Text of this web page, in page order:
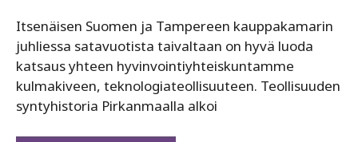
Itsenäisen Suomen ja Tampereen kauppakamarin
juhliessa satavuotista taivaltaan on hyvä luoda
katsaus yhteen hyvinvointiyhteiskuntamme
kulmakiveen, teknologiateollisuuteen. Teollisuuden
syntyhistoria Pirkanmaalla alkoi